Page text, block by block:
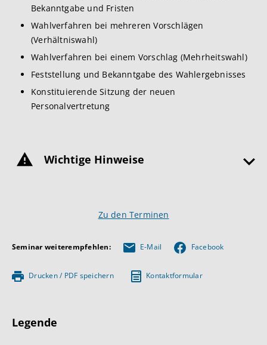
Bekanntgabe und Fristen
Wahlverfahren bei mehreren Vorschlägen
(Verhältniswahl)
Wahlverfahren bei einem Vorschlag (Mehrheitswahl)
Feststellung und Bekanntgabe des Wahlergebnisses
Konstituierende Sitzung der neuen
Personalvertretung
Wichtige Hinweise
Zu den Terminen
Seminar weiterempfehlen: E-Mail Facebook
Drucken / PDF speichern Kontaktformular
Legende